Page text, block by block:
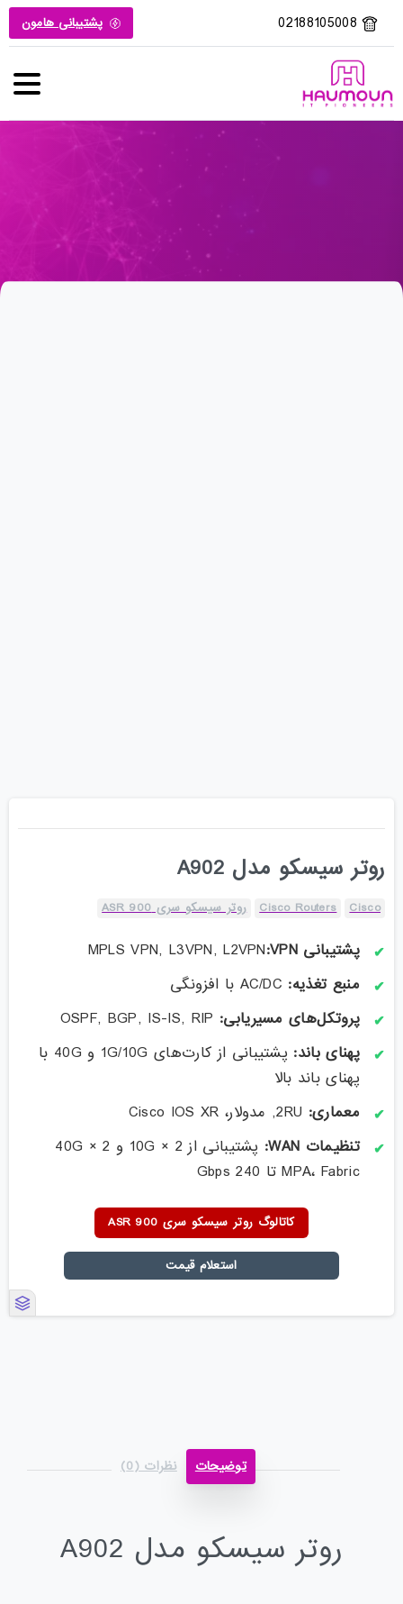
02188105008 پشتیبانی هامون
روتر سیسکو مدل A902
Cisco
Cisco Routers روتر سیسکو سری ASR 900
پشتیبانی VPN:
MPLS VPN, L3VPN, L2VPN
منبع تغذیه:
پروتکل‌های مسیریابی:
پهنای باند:
پشتیبانی از کارت‌های 1G/10G و 40G با
پهنای باند بالا
معماری:
تنظیمات WAN:
پشتیبانی از 2 × 10G و 2 × 40G
MPA، Fabric تا 240 Gbps
کاتالوگ روتر سیسکو سری ASR 900
استعلام قیمت
توضیحات نظرات (0)
روتر سیسکو مدل A902